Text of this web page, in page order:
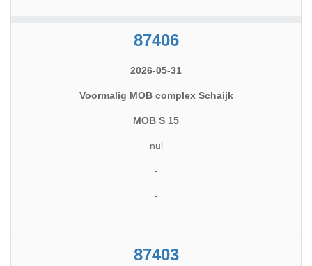
87406
2026-05-31
Voormalig MOB complex Schaijk
MOB S 15
nul
-
-
87403